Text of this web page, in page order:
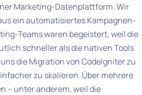
Marketing-Datenplattform. Wir
ein automatisiertes Kampagnen-
Teams waren begeistert, weil die
schneller als die nativen Tools
die Migration von CodeIgniter zu
zu skalieren. Über mehrere
– unter anderem, weil die